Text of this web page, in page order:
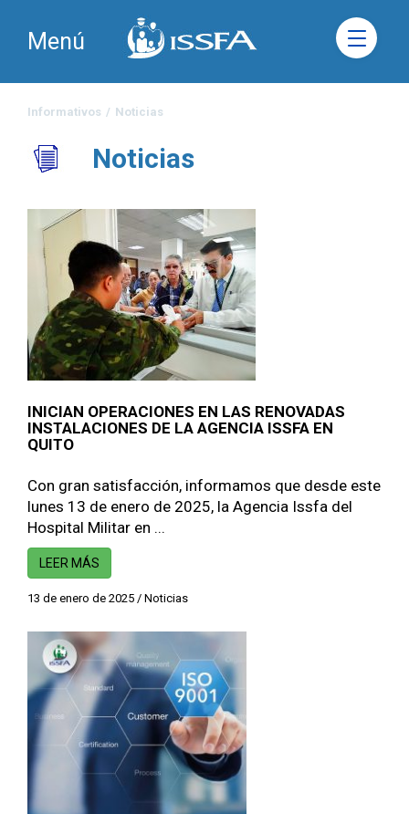
Menú
Informativos / Noticias
Noticias
INICIAN OPERACIONES EN LAS RENOVADAS
INSTALACIONES DE LA AGENCIA ISSFA EN
QUITO
Con gran satisfacción, informamos que desde este
lunes 13 de enero de 2025, la Agencia Issfa del
Hospital Militar en ...
LEER MÁS
13 de enero de 2025 / Noticias